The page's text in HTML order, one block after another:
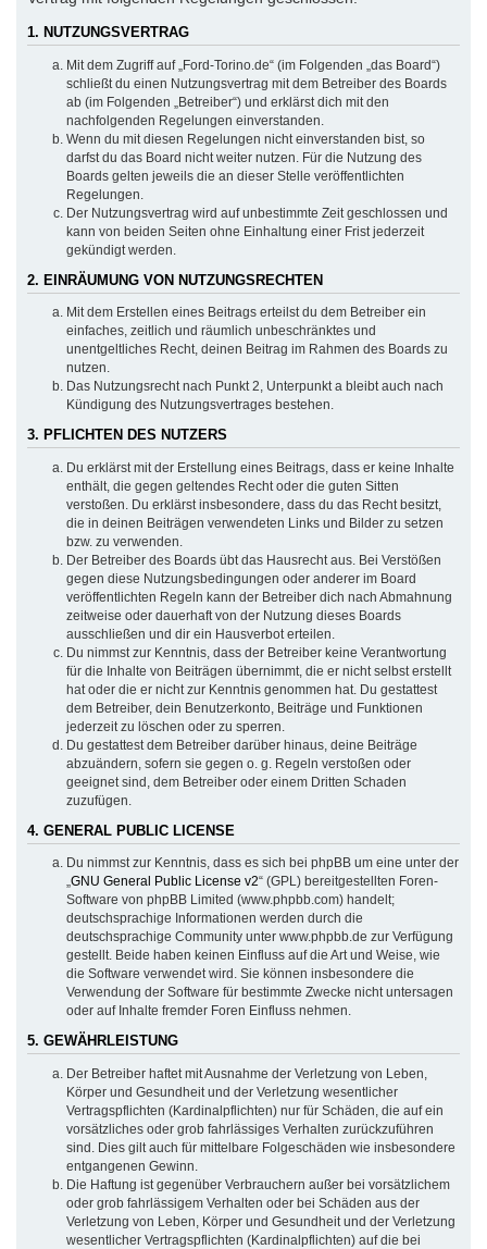
1. NUTZUNGSVERTRAG
Mit dem Zugriff auf „Ford-Torino.de“ (im Folgenden „das Board“)
schließt du einen Nutzungsvertrag mit dem Betreiber des Boards
ab (im Folgenden „Betreiber“) und erklärst dich mit den
nachfolgenden Regelungen einverstanden.
Wenn du mit diesen Regelungen nicht einverstanden bist, so
darfst du das Board nicht weiter nutzen. Für die Nutzung des
Boards gelten jeweils die an dieser Stelle veröffentlichten
Regelungen.
Der Nutzungsvertrag wird auf unbestimmte Zeit geschlossen und
kann von beiden Seiten ohne Einhaltung einer Frist jederzeit
gekündigt werden.
2. EINRÄUMUNG VON NUTZUNGSRECHTEN
Mit dem Erstellen eines Beitrags erteilst du dem Betreiber ein
einfaches, zeitlich und räumlich unbeschränktes und
unentgeltliches Recht, deinen Beitrag im Rahmen des Boards zu
nutzen.
Das Nutzungsrecht nach Punkt 2, Unterpunkt a bleibt auch nach
Kündigung des Nutzungsvertrages bestehen.
3. PFLICHTEN DES NUTZERS
Du erklärst mit der Erstellung eines Beitrags, dass er keine Inhalte
enthält, die gegen geltendes Recht oder die guten Sitten
verstoßen. Du erklärst insbesondere, dass du das Recht besitzt,
die in deinen Beiträgen verwendeten Links und Bilder zu setzen
bzw. zu verwenden.
Der Betreiber des Boards übt das Hausrecht aus. Bei Verstößen
gegen diese Nutzungsbedingungen oder anderer im Board
veröffentlichten Regeln kann der Betreiber dich nach Abmahnung
zeitweise oder dauerhaft von der Nutzung dieses Boards
ausschließen und dir ein Hausverbot erteilen.
Du nimmst zur Kenntnis, dass der Betreiber keine Verantwortung
für die Inhalte von Beiträgen übernimmt, die er nicht selbst erstellt
hat oder die er nicht zur Kenntnis genommen hat. Du gestattest
dem Betreiber, dein Benutzerkonto, Beiträge und Funktionen
jederzeit zu löschen oder zu sperren.
Du gestattest dem Betreiber darüber hinaus, deine Beiträge
abzuändern, sofern sie gegen o. g. Regeln verstoßen oder
geeignet sind, dem Betreiber oder einem Dritten Schaden
zuzufügen.
4. GENERAL PUBLIC LICENSE
Du nimmst zur Kenntnis, dass es sich bei phpBB um eine unter der
„GNU General Public License v2“ (GPL) bereitgestellten Foren-
Software von phpBB Limited (www.phpbb.com) handelt;
deutschsprachige Informationen werden durch die
deutschsprachige Community unter www.phpbb.de zur Verfügung
gestellt. Beide haben keinen Einfluss auf die Art und Weise, wie
die Software verwendet wird. Sie können insbesondere die
Verwendung der Software für bestimmte Zwecke nicht untersagen
oder auf Inhalte fremder Foren Einfluss nehmen.
5. GEWÄHRLEISTUNG
Der Betreiber haftet mit Ausnahme der Verletzung von Leben,
Körper und Gesundheit und der Verletzung wesentlicher
Vertragspflichten (Kardinalpflichten) nur für Schäden, die auf ein
vorsätzliches oder grob fahrlässiges Verhalten zurückzuführen
sind. Dies gilt auch für mittelbare Folgeschäden wie insbesondere
entgangenen Gewinn.
Die Haftung ist gegenüber Verbrauchern außer bei vorsätzlichem
oder grob fahrlässigem Verhalten oder bei Schäden aus der
Verletzung von Leben, Körper und Gesundheit und der Verletzung
wesentlicher Vertragspflichten (Kardinalpflichten) auf die bei